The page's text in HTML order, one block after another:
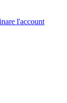
l'account